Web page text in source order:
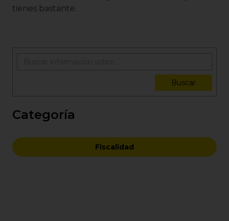
tienes bastante.
Buscar
Categoría
Fiscalidad